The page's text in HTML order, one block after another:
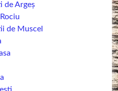
de Argeș
Rociu
de Muscel